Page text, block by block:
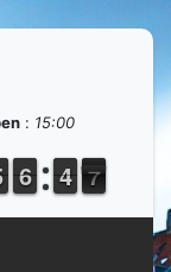
: 15:00
5
5
6
6 5
4
4 7
6
6